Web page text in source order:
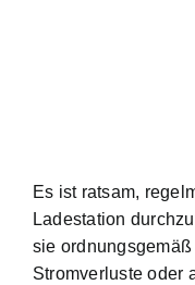
Es ist ratsam,
Ladestation
sie
Stromverluste oder